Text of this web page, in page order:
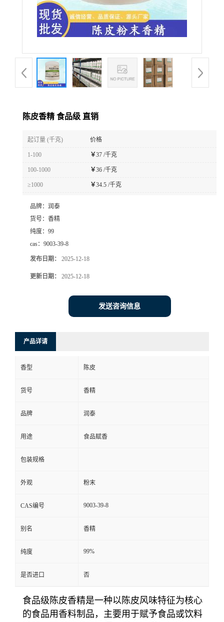
陈皮香精 食品级 直销
起订量 (千克) 价格
1-100 ￥37 /千克
100-1000 ￥36 /千克
≥1000 ￥34.5 /千克
品牌： 润泰
货号： 香精
纯度： 99
cas： 9003-39-8
发布日期： 2025-12-18
更新日期： 2025-12-18
发送咨询信息
产品详请
香型 陈皮
货号 香精
品牌 润泰
用途 食品赋香
包装规格
外观 粉末
CAS编号 9003-39-8
别名 香精
纯度 99%
是否进口 否
食品级陈皮香精是一种以陈皮风味特征为核心
的食品用香料制品，主要用于赋予食品或饮料